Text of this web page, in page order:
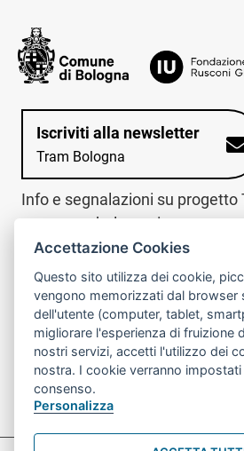
Iscriviti alla newsletter
Tram Bologna
Info e segnalazioni su progetto
www.trambologna.it
trova infopoint sulla mappa
Trova l'infopoint
più vicino
telefona al call
Chiama il call
center
800078611
Contatto cantiere per
o nelle ore notturne:366 65 36
Accettazione Cookies
Questo sito utilizza dei cookie,
vengono memorizzati dal browser
dell'utente (computer, tablet,
migliorare l'esperienza di fruizione
nostri servizi, accetti l'utilizzo dei
nostra. I cookie verranno
consenso.
Personalizza